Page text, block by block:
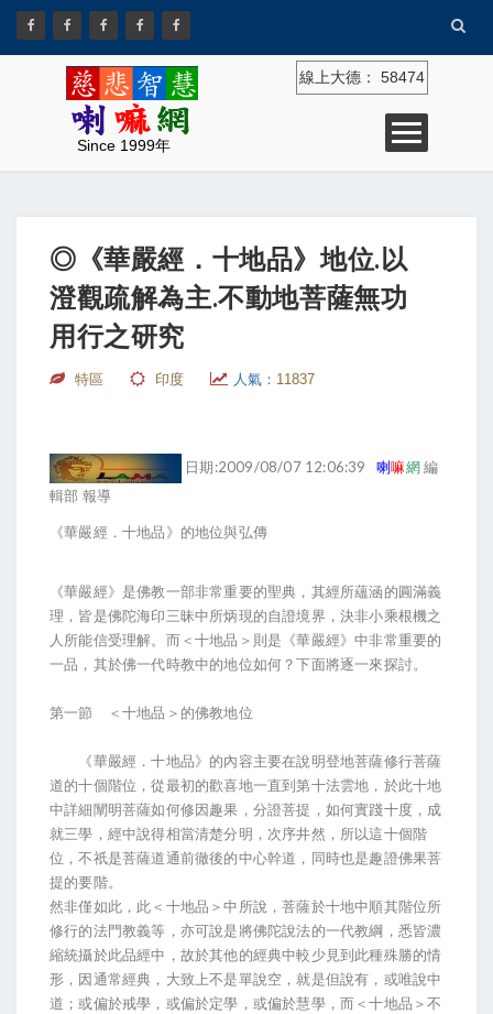
Since 1999年
線上大德： 58474
◎《華嚴經．十地品》地位.以
澄觀疏解為主.不動地菩薩無功
用行之研究
特區 印度 人氣： 11837
日期:2009/08/07 12:06:39喇嘛網編
輯部 報導
《華嚴經．十地品》的地位與弘傳
《華嚴經》是佛教一部非常重要的聖典，其經所蘊涵的圓滿義
理，皆是佛陀海印三昧中所炳現的自證境界，決非小乘根機之
人所能信受理解。而＜十地品＞則是《華嚴經》中非常重要的
一品，其於佛一代時教中的地位如何？下面將逐一來探討。
第一節 ＜十地品＞的佛教地位
《華嚴經．十地品》的內容主要在說明登地菩薩修行菩薩
道的十個階位，從最初的歡喜地一直到第十法雲地，於此十地
中詳細闡明菩薩如何修因趣果，分證菩提，如何實踐十度，成
就三學，經中說得相當清楚分明，次序井然，所以這十個階
位，不祇是菩薩道通前徹後的中心幹道，同時也是趣證佛果菩
提的要階。
然非僅如此，此＜十地品＞中所說，菩薩於十地中順其階位所
修行的法門教義等，亦可說是將佛陀說法的一代教綱，悉皆濃
縮統攝於此品經中，故於其他的經典中較少見到此種殊勝的情
形，因通常經典，大致上不是單說空，就是但說有，或唯說中
道；或偏於戒學，或偏於定學，或偏於慧學，而＜十地品＞不